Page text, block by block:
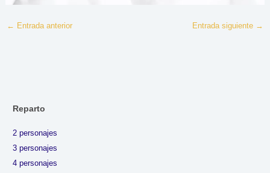
← Entrada anterior Entrada siguiente →
Reparto
2 personajes
3 personajes
4 personajes